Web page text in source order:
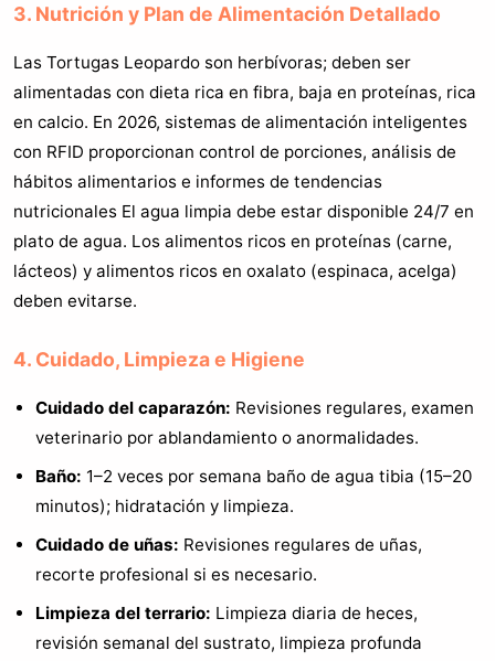
3. Nutrición y Plan de Alimentación Detallado
Las Tortugas Leopardo son herbívoras; deben ser
alimentadas con dieta rica en fibra, baja en proteínas, rica
en calcio. En 2026, sistemas de alimentación inteligentes
con RFID proporcionan control de porciones, análisis de
hábitos alimentarios e informes de tendencias
nutricionales El agua limpia debe estar disponible 24/7 en
plato de agua. Los alimentos ricos en proteínas (carne,
lácteos) y alimentos ricos en oxalato (espinaca, acelga)
deben evitarse.
4. Cuidado, Limpieza e Higiene
Cuidado del caparazón: Revisiones regulares, examen
veterinario por ablandamiento o anormalidades.
Baño: 1–2 veces por semana baño de agua tibia (15–20
minutos); hidratación y limpieza.
Cuidado de uñas: Revisiones regulares de uñas,
recorte profesional si es necesario.
Limpieza del terrario: Limpieza diaria de heces,
revisión semanal del sustrato, limpieza profunda